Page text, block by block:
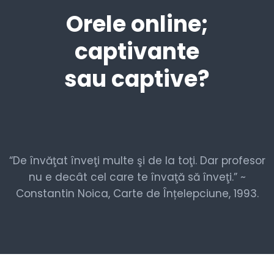
Orele online;
captivante
sau captive?
“De învăţat înveţi multe şi de la toţi. Dar profesor
nu e decât cel care te învaţă să înveţi.” ~
Constantin Noica, Carte de Înțelepciune, 1993.